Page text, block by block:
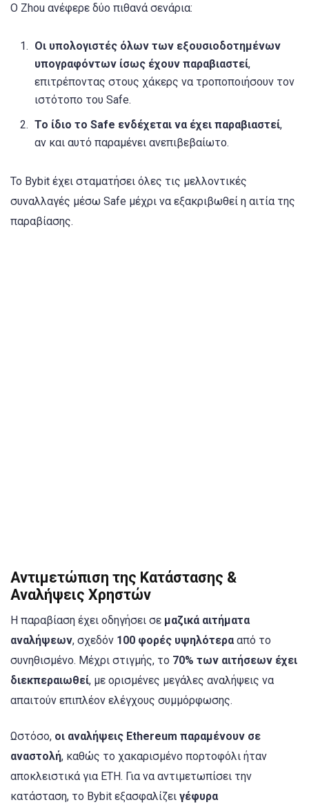
Ο Zhou ανέφερε δύο πιθανά σενάρια:
Οι υπολογιστές όλων των εξουσιοδοτημένων
υπογραφόντων ίσως έχουν παραβιαστεί,
επιτρέποντας στους χάκερς να τροποποιήσουν τον
ιστότοπο του Safe.
Το ίδιο το Safe ενδέχεται να έχει παραβιαστεί,
αν και αυτό παραμένει ανεπιβεβαίωτο.
Το Bybit έχει σταματήσει όλες τις μελλοντικές
συναλλαγές μέσω Safe μέχρι να εξακριβωθεί η αιτία της
παραβίασης.
Αντιμετώπιση της Κατάστασης &
Αναλήψεις Χρηστών
Η παραβίαση έχει οδηγήσει σε μαζικά αιτήματα
αναλήψεων, σχεδόν 100 φορές υψηλότερααπό το
συνηθισμένο. Μέχρι στιγμής, το 70% των αιτήσεων έχει
διεκπεραιωθεί, με ορισμένες μεγάλες αναλήψεις να
απαιτούν επιπλέον ελέγχους συμμόρφωσης.
Ωστόσο, οι αναλήψεις Ethereum παραμένουν σε
αναστολή, καθώς το χακαρισμένο πορτοφόλι ήταν
αποκλειστικά για ETH. Για να αντιμετωπίσει την
κατάσταση, το Bybit εξασφαλίζει γέφυρα